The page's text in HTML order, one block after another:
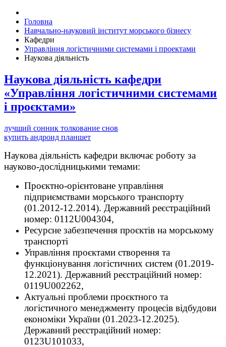
Головна
Навчально-науковий інститут морського бізнесу
Кафедри
Управління логістичними системами і проектами
Наукова діяльність
Наукова діяльність кафедри
«Управління логістичними системами
і проєктами»
лучший сонник толкование снов
купить андроид планшет
Наукова діяльність кафедри включає роботу за
науково-дослідницькими темами:
Проєктно-орієнтоване управління
підприємствами морського транспорту
(01.2012-12.2014). Державний реєстраційний
номер: 0112U004304,
Ресурсне забезпечення проєктів на морському
транспорті
Управління проєктами створення та
функціонування логістичних систем (01.2019-
12.2021). Державний реєстраційний номер:
0119U002262,
Актуальні проблеми проєктного та
логістичного менеджменту процесів відбудови
економіки України (01.2023-12.2025).
Державний реєстраційний номер:
0123U101033,